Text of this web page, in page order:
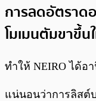
การลดอัตราด
โมเมนตัมขาขึ้น
ทำให้ NEIRO ได้อ
แน่นอนว่าการลิสต์